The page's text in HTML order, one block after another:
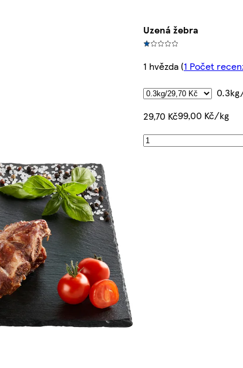
Uzená žebra
1 hvězda (1 Počet
29,70 Kč99,00 Kč/kg